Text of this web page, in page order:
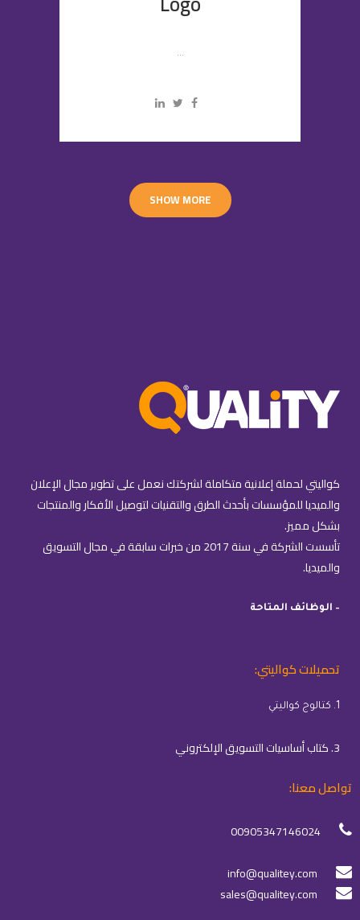
...
SHOW MORE
كواليتي لحملة إعلانية متكاملة لشركتك نعمل على تطوير مجال الإعلان
والميديا للمؤسسات بأحدث الطرق والتقنيات لتوصيل الأفكار والمنتجات
بشكل مميز.
تأسست الشركة في سنة 2017 من خبرات سابقة في مجال التسويق
والميديا.
– الوظائف المتاحة
تحميلات كواليتي:
1. كتالوج كواليتي
3. كتاب أساسيات التسويق الإلكتروني
تواصل معنا:
00905347146024
info@qualitey.com
sales@qualitey.com